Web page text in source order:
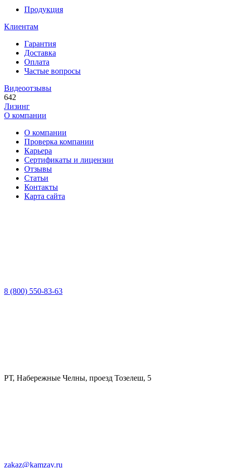
Продукция
Клиентам
Гарантия
Доставка
Оплата
Частые вопросы
Видеоотзывы
642
Лизинг
О компании
О компании
Проверка компании
Карьера
Сертификаты и лицензии
Отзывы
Статьи
Контакты
Карта сайта
8 (800) 550-83-63
РТ, Набережные Челны, проезд Тозелеш, 5
zakaz@kamzav.ru